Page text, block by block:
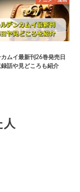
ムイ最新刊26巻発売日
話や見どころも紹介
人